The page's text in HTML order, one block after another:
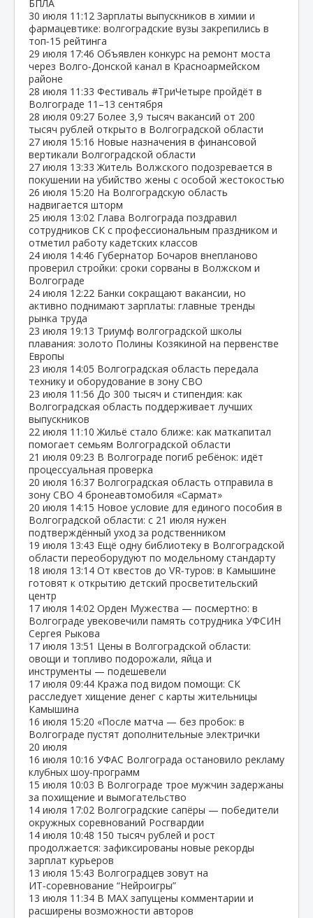
БПЛА
30 июля 11:12 Зарплаты выпускников в химии и
фармацевтике: волгоградские вузы закрепились в
топ‑15 рейтинга
29 июля 17:46 Объявлен конкурс на ремонт моста
через Волго‑Донской канал в Красноармейском
районе
28 июля 11:33 Фестиваль #ТриЧетыре пройдёт в
Волгограде 11–13 сентября
28 июля 09:27 Более 3,9 тысяч вакансий от 200
тысяч рублей открыто в Волгоградской области
27 июля 15:16 Новые назначения в финансовой
вертикали Волгоградской области
27 июля 13:33 Житель Волжского подозревается в
покушении на убийство жены с особой жестокостью
26 июля 15:20 На Волгоградскую область
надвигается шторм
25 июля 13:02 Глава Волгограда поздравил
сотрудников СК с профессиональным праздником и
отметил работу кадетских классов
24 июля 14:46 Губернатор Бочаров внепланово
проверил стройки: сроки сорваны в Волжском и
Волгограде
24 июля 12:22 Банки сокращают вакансии, но
активно поднимают зарплаты: главные тренды
рынка труда
23 июля 19:13 Триумф волгоградской школы
плавания: золото Полины Козякиной на первенстве
Европы
23 июля 14:05 Волгоградская область передала
технику и оборудование в зону СВО
23 июля 11:56 До 300 тысяч и стипендия: как
Волгоградская область поддерживает лучших
выпускников
22 июля 11:10 Жильё стало ближе: как маткапитал
помогает семьям Волгоградской области
21 июля 09:23 В Волгограде погиб ребёнок: идёт
процессуальная проверка
20 июля 16:37 Волгоградская область отправила в
зону СВО 4 бронеавтомобиля «Сармат»
20 июля 14:15 Новое условие для единого пособия в
Волгоградской области: с 21 июля нужен
подтверждённый уход за родственником
19 июля 13:43 Ещё одну библиотеку в Волгоградской
области переоборудуют по модельному стандарту
18 июля 13:14 От квестов до VR‑туров: в Камышине
готовят к открытию детский просветительский
центр
17 июля 14:02 Орден Мужества — посмертно: в
Волгограде увековечили память сотрудника УФСИН
Сергея Рыкова
17 июля 13:51 Цены в Волгоградской области:
овощи и топливо подорожали, яйца и
инструменты — подешевели
17 июля 09:44 Кража под видом помощи: СК
расследует хищение денег с карты жительницы
Камышина
16 июля 15:20 «После матча — без пробок: в
Волгограде пустят дополнительные электрички
20 июля
16 июля 10:16 УФАС Волгограда остановило рекламу
клубных шоу‑программ
15 июля 10:03 В Волгограде трое мужчин задержаны
за похищение и вымогательство
14 июля 17:02 Волгоградские сапёры — победители
окружных соревнований Росгвардии
14 июля 10:48 150 тысяч рублей и рост
продолжается: зафиксированы новые рекорды
зарплат курьеров
13 июля 15:43 Волгоградцев зовут на
ИТ‑соревнование “Нейроигры”
13 июля 11:34 В МАХ запущены комментарии и
расширены возможности авторов